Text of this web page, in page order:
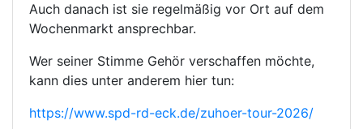
Auch danach ist sie regelmäßig vor Ort auf dem
Wochenmarkt ansprechbar.
Wer seiner Stimme Gehör verschaffen möchte,
kann dies unter anderem hier tun:
https://www.spd-rd-eck.de/zuhoer-tour-2026/